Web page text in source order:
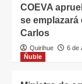
COEVA
se emplazará
Carlos
Quirihue 6 de
Ñuble